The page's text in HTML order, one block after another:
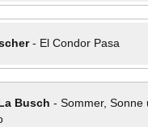
- El Condor Pasa
Busch - Sommer, Sonne